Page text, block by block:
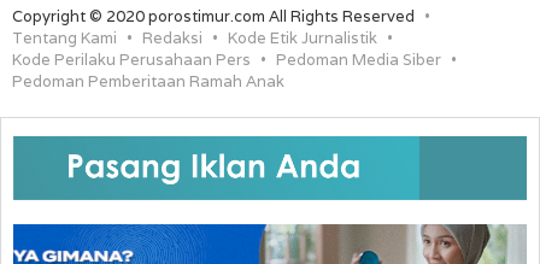
Copyright © 2020 porostimur.com All Rights Reserved
Tentang Kami
Redaksi
Kode Etik Jurnalistik
Kode Perilaku Perusahaan Pers
Pedoman Media Siber
Pedoman Pemberitaan Ramah Anak